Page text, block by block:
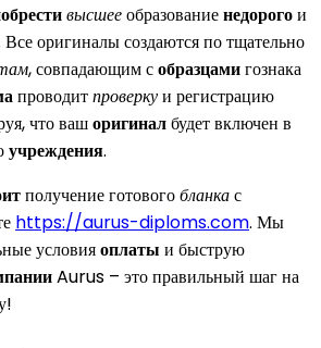
высшееобразованиенедорогои
Все оригиналы создаются по тщательно
, совпадающим собразцамигознака
проводитпроверкуи регистрацию
что вашоригиналбудет включен в
учреждения.
получение готовогобланкас
https://aurus-diploms.com. Мы
условияоплаты и быструю
Aurus – это правильный шаг на